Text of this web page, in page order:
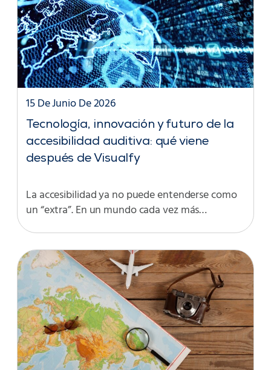
Tecnología, innovación y futuro de la
accesibilidad auditiva: qué viene
después de Visualfy
15 De Junio De 2026
La accesibilidad ya no puede entenderse como
un “extra”. En un mundo cada vez más…